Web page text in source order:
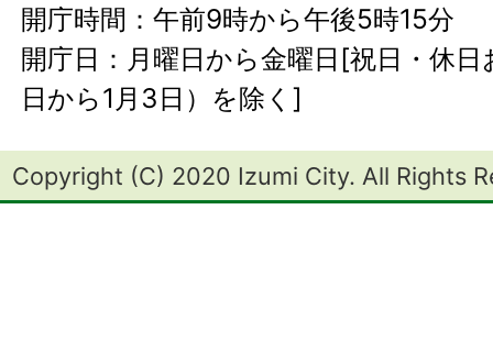
開庁時間：午前9時から午後5時15分
開庁日：月曜日から金曜日[祝日・休
日から1月3日）を除く]
Copyright (C) 2020 Izumi City. All Rights